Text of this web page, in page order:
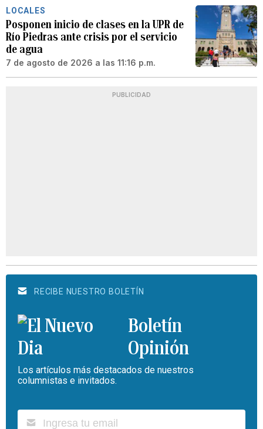
LOCALES
Posponen inicio de clases en la UPR de
Río Piedras ante crisis por el servicio
de agua
7 de agosto de 2026 a las 11:16 p.m.
PUBLICIDAD
RECIBE NUESTRO BOLETÍN
Boletín
Opinión
Los artículos más destacados de nuestros
columnistas e invitados.